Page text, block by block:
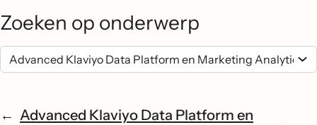
Zoeken op onderwerp
Advanced Klaviyo Data Platform en